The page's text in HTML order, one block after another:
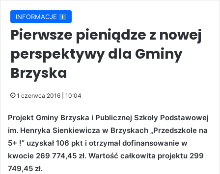
INFORMACJE
Pierwsze pieniądze z nowej
perspektywy dla Gminy
Brzyska
1 czerwca 2016 | 10:04
Projekt Gminy Brzyska i Publicznej Szkoły Podstawowej
im. Henryka Sienkiewicza w Brzyskach „Przedszkole na
5+ !” uzyskał 106 pkt i otrzymał dofinansowanie w
kwocie 269 774,45 zł. Wartość całkowita projektu 299
749,45 zł.